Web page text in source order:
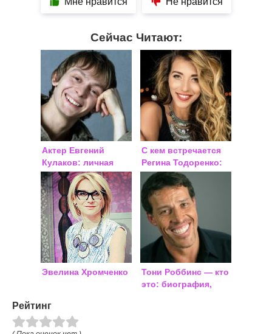
Сейчас Читают:
Актер Евгений
Кулаков: личная
жизнь
С кем встречается
Регина Тодоренко:
личная жизнь 2018,
последние новости
Эвелина Хромченко
Тони Роббинс — кто
это: биография,
Рейтинг